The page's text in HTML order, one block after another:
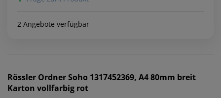
2 Angebote verfügbar
Rössler Ordner Soho 1317452369, A4 80mm breit
Karton vollfarbig rot